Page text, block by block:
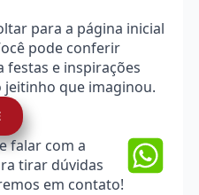
para a página inicial
pode conferir
festas e inspirações
jeitinho que imaginou.
falar com a
tirar dúvidas
em contato!